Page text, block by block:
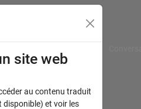
site web
au contenu traduit
disponible) et voir les